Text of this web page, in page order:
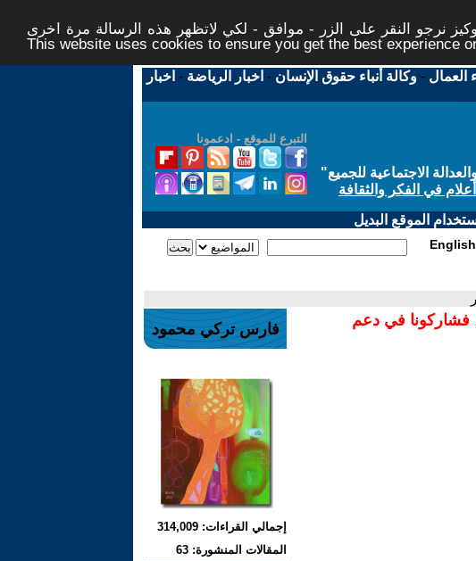
نرجو النقر على الزر - موافق - لكي لاتظهر هذه الرسالة مرة اخرى -
This website uses cookies to ensure you get the best experience
العمال -وكالة أنباء حقوق الإنسان - اخبار الرياضة - اخبار
التبرع للموقع - ادعمونا
الاجتماعية للجميع"
في الفكر والثقافة
الموقع البديل
English
فشاركونا في دعم
فارس تركي محمود
إجمالي القراءات: 314,009
المقالات المنشورة: 63